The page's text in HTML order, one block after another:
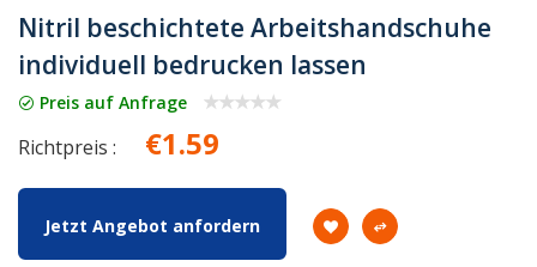
Nitril beschichtete Arbeitshandschuhe
individuell bedrucken lassen
Preis auf Anfrage
Richtpreis : €1.59
Jetzt Angebot anfordern